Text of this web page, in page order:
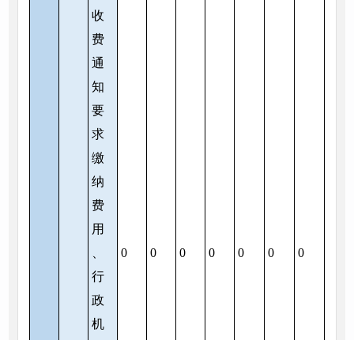
收
费
通
知
要
求
缴
纳
费
用
行
政
机
0 0 0 0 0 0 0